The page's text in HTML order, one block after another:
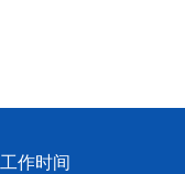
工作时间